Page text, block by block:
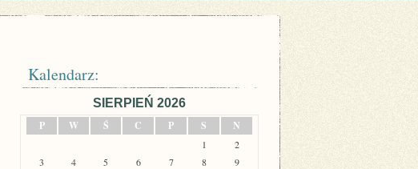
Kalendarz:
SIERPIEŃ 2026
P
W Ś C P S N
1
2
3
4 5 6 7 8
9